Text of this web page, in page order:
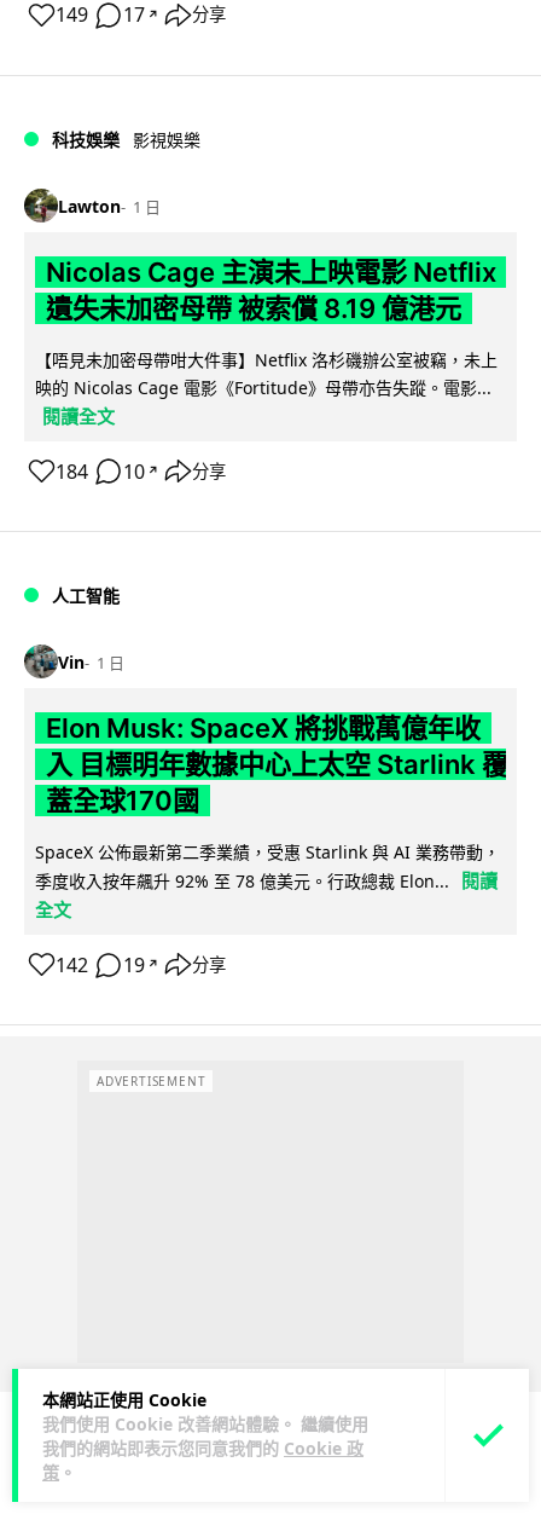
本網站正使用 Cookie
我們使用 Cookie 改善網站體驗。 繼續使用
我們的網站即表示您同意我們的 Cookie 政
策 。
149 17 ↗ 分享
科技娛樂 影視娛樂
Lawton 1 日
Nicolas Cage 主演未上映電影 Netflix
遺失未加密母帶 被索償 8.19 億港元
【唔見未加密母帶咁大件事】Netflix 洛杉磯辦公室被竊，未上
映的 Nicolas Cage 電影《Fortitude》母帶亦告失蹤。電影...
閱讀全文
184 10 ↗ 分享
人工智能
Vin 1 日
Elon Musk: SpaceX 將挑戰萬億年收
入 目標明年數據中心上太空 Starlink 覆
蓋全球170國
SpaceX 公佈最新第二季業績，受惠 Starlink 與 AI 業務帶動，
季度收入按年飆升 92% 至 78 億美元。行政總裁 Elon...
閱讀
全文
142 19 ↗ 分享
ADVERTISEMENT
人工智能